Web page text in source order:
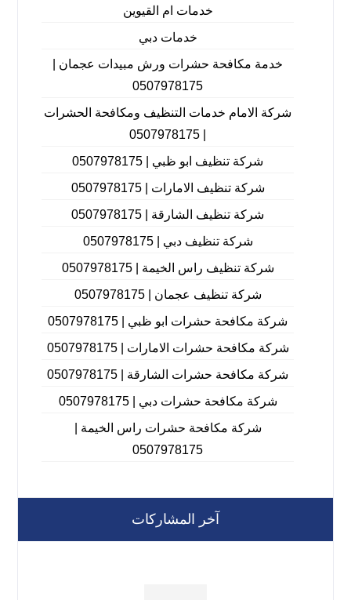
خدمات ام القيوين
خدمات دبي
خدمة مكافحة حشرات ورش مبيدات عجمان |
0507978175
شركة الامام خدمات التنظيف ومكافحة الحشرات
شركة تنظيف ابو ظبي | 0507978175
شركة تنظيف الامارات | 0507978175
شركة تنظيف الشارقة | 0507978175
شركة تنظيف دبي | 0507978175
شركة تنظيف راس الخيمة | 0507978175
شركة تنظيف عجمان | 0507978175
شركة مكافحة حشرات ابو ظبي | 0507978175
شركة مكافحة حشرات الامارات | 0507978175
شركة مكافحة حشرات الشارقة | 0507978175
شركة مكافحة حشرات دبي | 0507978175
شركة مكافحة حشرات راس الخيمة |
0507978175
آخر المشاركات